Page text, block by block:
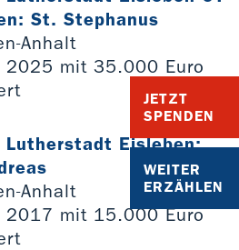
JETZT
SPENDEN
WEITER
ERZÄHLEN
St. Stephanus
Anhalt
2025 mit 35.000 Euro
Eisleben:
Anhalt
2017 mit 15.000 Euro